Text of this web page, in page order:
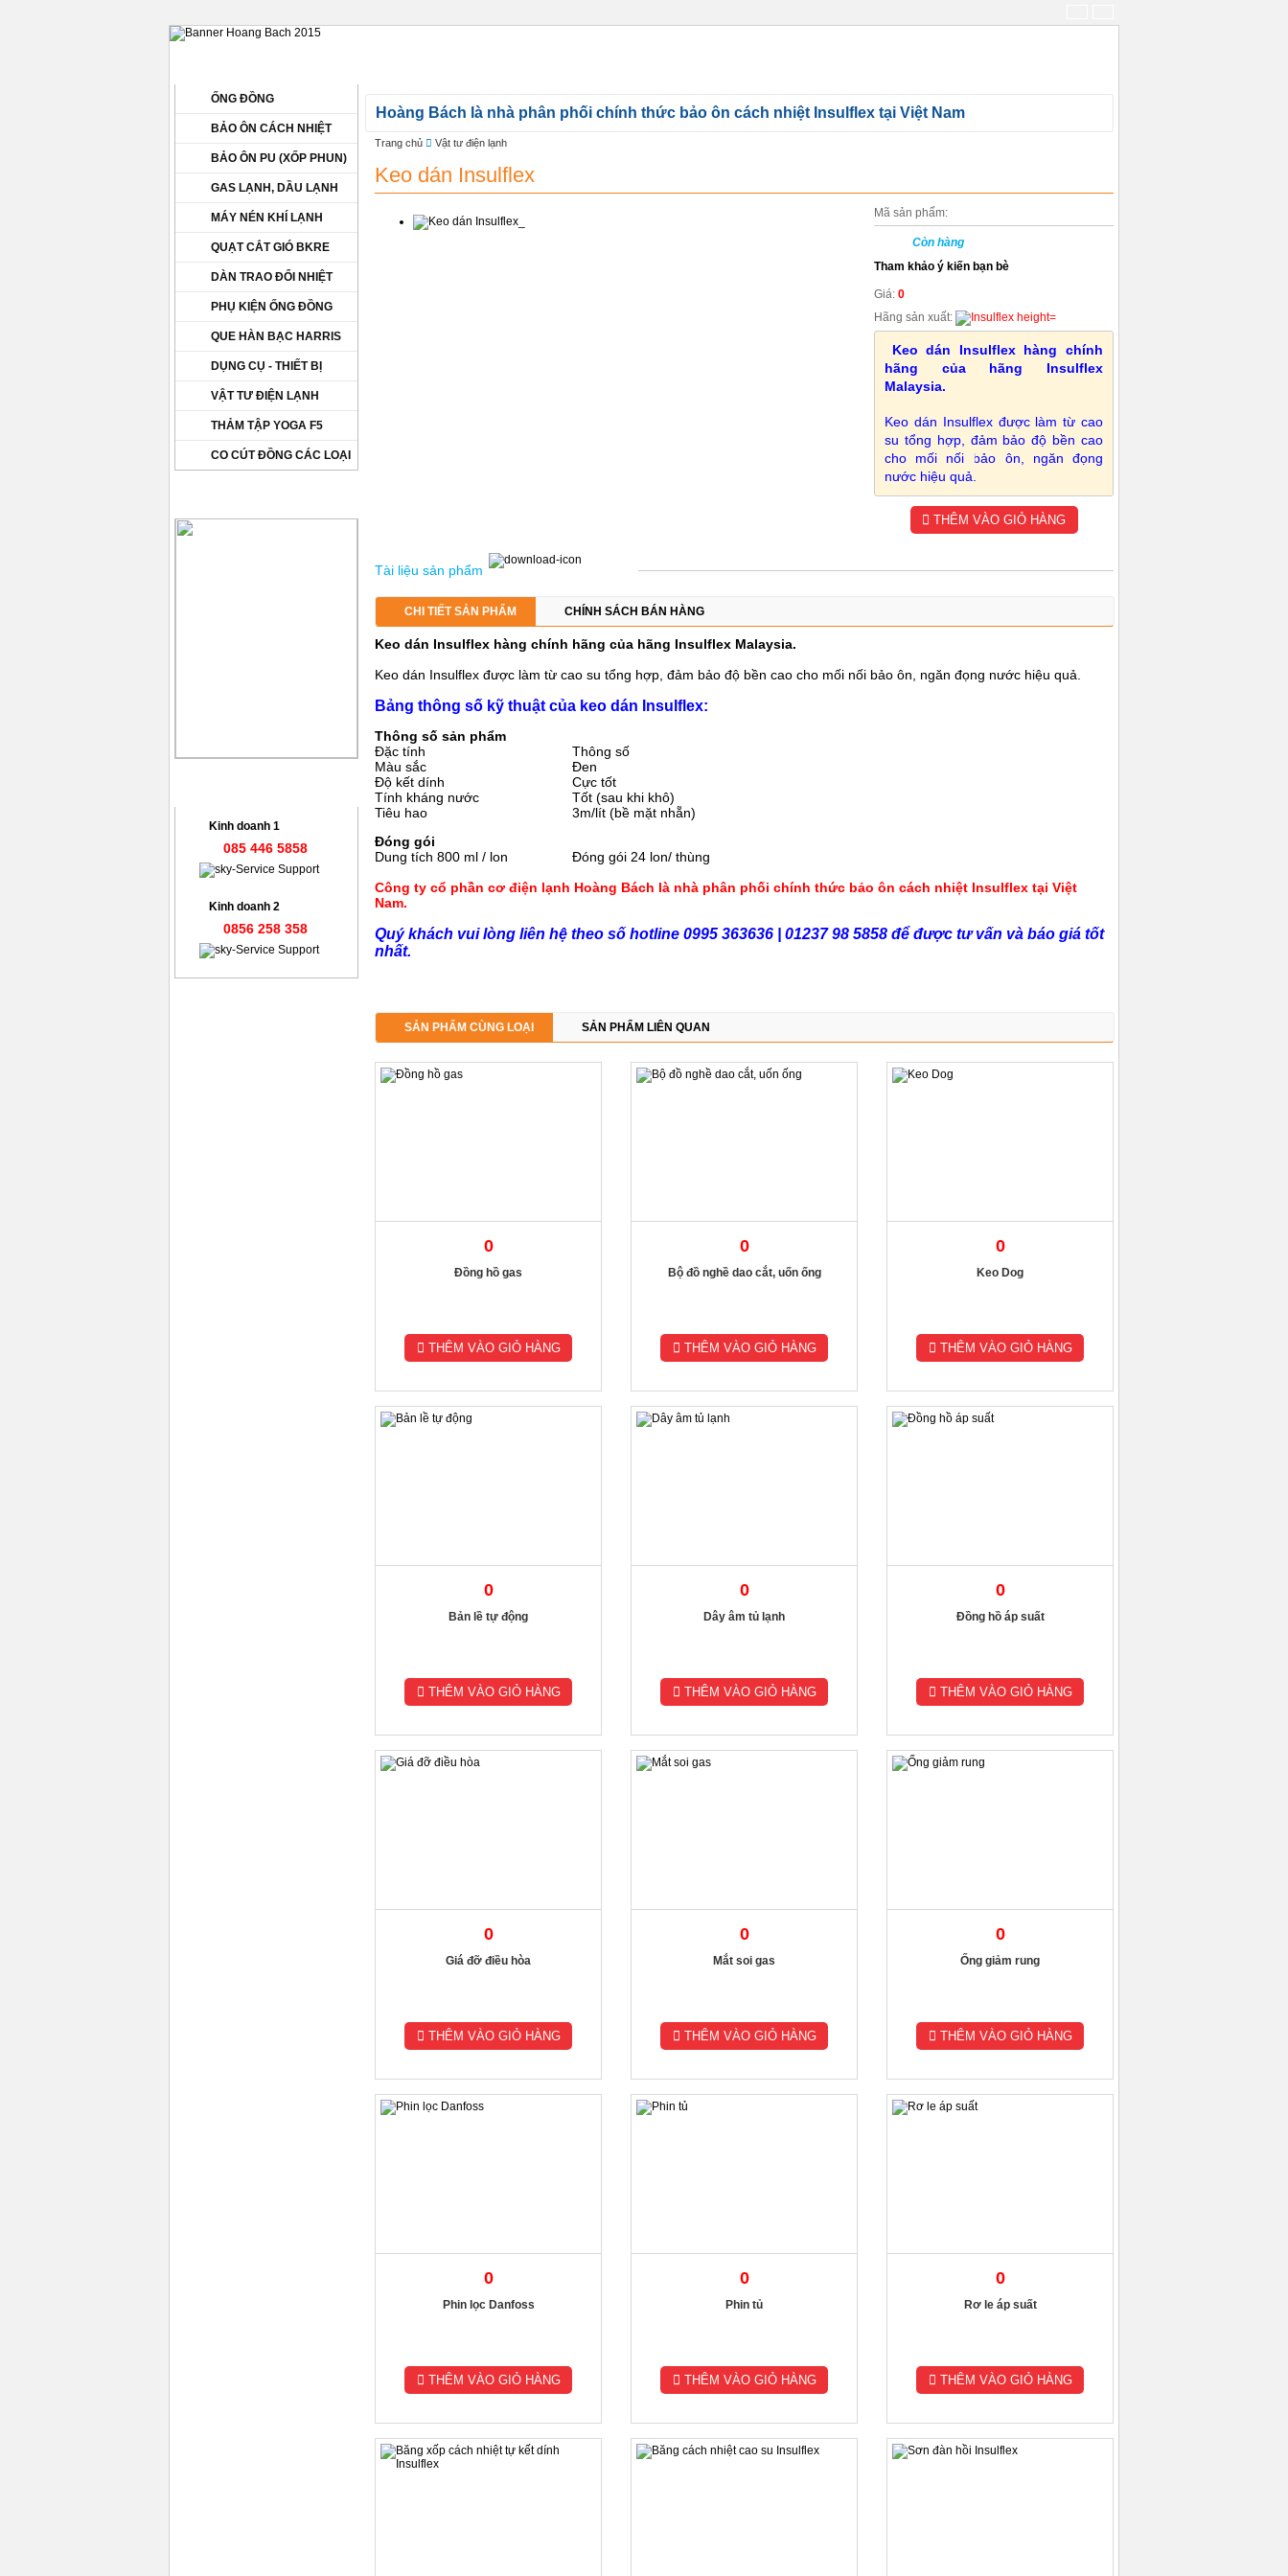
ỐNG ĐỒNG
BẢO ÔN CÁCH NHIỆT
BẢO ÔN PU (XỐP PHUN)
GAS LẠNH, DẦU LẠNH
MÁY NÉN KHÍ LẠNH
QUẠT CẮT GIÓ BKRE
DÀN TRAO ĐỔI NHIỆT
PHỤ KIỆN ỐNG ĐỒNG
QUE HÀN BẠC HARRIS
DỤNG CỤ - THIẾT BỊ
VẬT TƯ ĐIỆN LẠNH
THẢM TẬP YOGA F5
CO CÚT ĐỒNG CÁC LOẠI
Kinh doanh 1
085 446 5858
Kinh doanh 2
0856 258 358
Hoàng Bách là nhà phân phối chính thức bảo ôn cách nhiệt Insulflex tại Việt Nam
Trang chủ Vật tư điện lạnh
Keo dán Insulflex
Mã sản phẩm:
Còn hàng
Tham khảo ý kiến bạn bè
Giá: 0
Hãng sản xuất:
Keo dán Insulflex hàng chính
hãng của hãng Insulflex
Malaysia.
Keo dán Insulflex được làm từ cao
su tổng hợp, đảm bảo độ bền cao
cho mối nối bảo ôn, ngăn đọng
nước hiệu quả.
THÊM VÀO GIỎ HÀNG
Tài liệu sản phẩm
CHI TIẾT SẢN PHẨM CHÍNH SÁCH BÁN HÀNG
Keo dán Insulflex hàng chính hãng của hãng Insulflex Malaysia.
Keo dán Insulflex được làm từ cao su tổng hợp, đảm bảo độ bền cao cho mối nối bảo ôn, ngăn đọng nước hiệu quả.
Bảng thông số kỹ thuật của keo dán Insulflex:
Thông số sản phẩm
Đặc tính
Thông số
Màu sắc
Đen
Độ kết dính
Cực tốt
Tính kháng nước
Tốt (sau khi khô)
Tiêu hao
3m/lít (bề mặt nhẵn)
Đóng gói
Dung tích 800 ml / lon
Đóng gói 24 lon/ thùng
Công ty cổ phần cơ điện lạnh Hoàng Bách là nhà phân phối chính thức bảo ôn cách nhiệt Insulflex tại Việt
Nam.
Quý khách vui lòng liên hệ theo số hotline 0995 363636 | 01237 98 5858 để được tư vấn và báo giá tốt
nhất.
SẢN PHẨM CÙNG LOẠI SẢN PHẨM LIÊN QUAN
0
Đồng hồ gas
THÊM VÀO GIỎ HÀNG
0
Bộ đồ nghề dao cắt, uốn ống
THÊM VÀO GIỎ HÀNG
0
Keo Dog
THÊM VÀO GIỎ HÀNG
0
Bản lề tự động
THÊM VÀO GIỎ HÀNG
0
Dây âm tủ lạnh
THÊM VÀO GIỎ HÀNG
0
Đồng hồ áp suất
THÊM VÀO GIỎ HÀNG
0
Giá đỡ điều hòa
THÊM VÀO GIỎ HÀNG
0
Mắt soi gas
THÊM VÀO GIỎ HÀNG
0
Ống giảm rung
THÊM VÀO GIỎ HÀNG
0
Phin lọc Danfoss
THÊM VÀO GIỎ HÀNG
0
Phin tủ
THÊM VÀO GIỎ HÀNG
0
Rơ le áp suất
THÊM VÀO GIỎ HÀNG